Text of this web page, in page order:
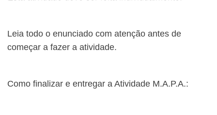
Leia todo o enunciado com atenção antes de
começar a fazer a atividade.
Como finalizar e entregar a Atividade M.A.P.A.: